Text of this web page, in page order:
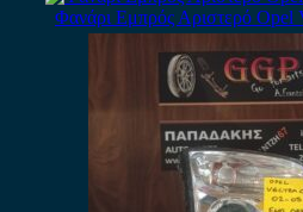
Φανάρι Εμπρός Αριστερό